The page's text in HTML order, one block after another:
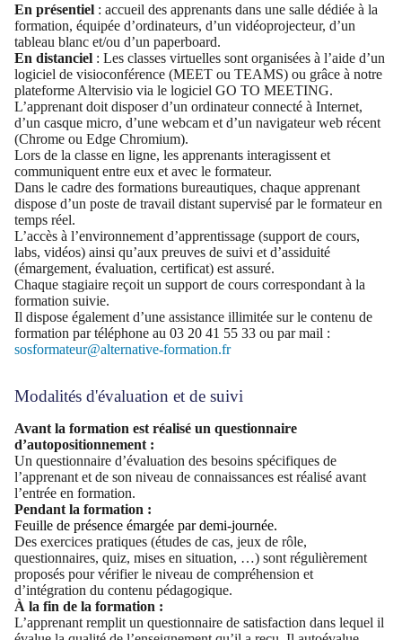
En présentiel : accueil des apprenants dans une salle dédiée à la
formation, équipée d’ordinateurs, d’un vidéoprojecteur, d’un
tableau blanc et/ou d’un paperboard.
En distanciel : Les classes virtuelles sont organisées à l’aide d’un
logiciel de visioconférence (MEET ou TEAMS) ou grâce à notre
plateforme Altervisio via le logiciel GO TO MEETING.
L’apprenant doit disposer d’un ordinateur connecté à Internet,
d’un casque micro, d’une webcam et d’un navigateur web récent
(Chrome ou Edge Chromium).
Lors de la classe en ligne, les apprenants interagissent et
communiquent entre eux et avec le formateur.
Dans le cadre des formations bureautiques, chaque apprenant
dispose d’un poste de travail distant supervisé par le formateur en
temps réel.
L’accès à l’environnement d’apprentissage (support de cours,
labs, vidéos) ainsi qu’aux preuves de suivi et d’assiduité
(émargement, évaluation, certificat) est assuré.
Chaque stagiaire reçoit un support de cours correspondant à la
formation suivie.
Il dispose également d’une assistance illimitée sur le contenu de
formation par téléphone au 03 20 41 55 33 ou par mail :
sosformateur@alternative-formation.fr
Modalités d'évaluation et de suivi
Avant la formation est réalisé un questionnaire
d’autopositionnement :
Un questionnaire d’évaluation des besoins spécifiques de
l’apprenant et de son niveau de connaissances est réalisé avant
l’entrée en formation.
Pendant la formation :
Feuille de présence émargée par demi-journée.
Des exercices pratiques (études de cas, jeux de rôle,
questionnaires, quiz, mises en situation, …) sont régulièrement
proposés pour vérifier le niveau de compréhension et
d’intégration du contenu pédagogique.
À la fin de la formation :
L’apprenant remplit un questionnaire de satisfaction dans lequel il